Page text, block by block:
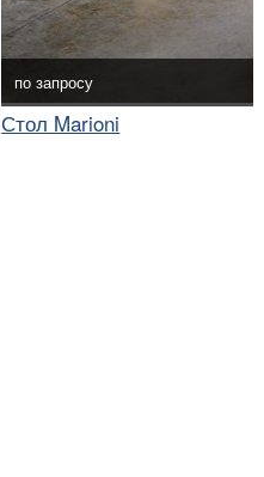
по запросу
Стол Marioni